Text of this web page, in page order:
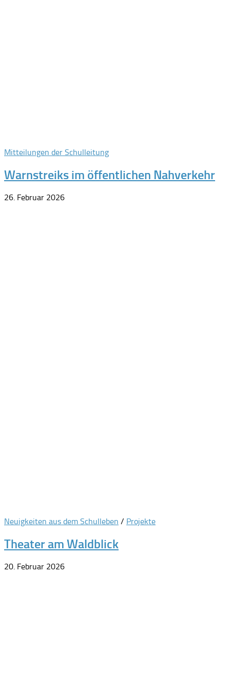
Mitteilungen der Schulleitung
Warnstreiks im öffentlichen Nahverkehr
26. Februar 2026
Neuigkeiten aus dem Schulleben / Projekte
Theater am Waldblick
20. Februar 2026